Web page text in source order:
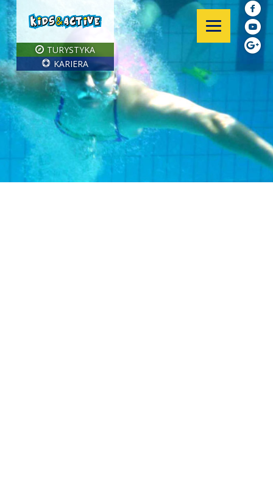
TURYSTYKA
KARIERA